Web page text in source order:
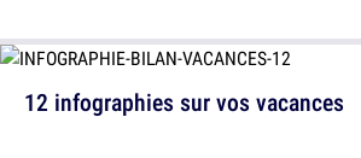
12 infographies sur vos vacances